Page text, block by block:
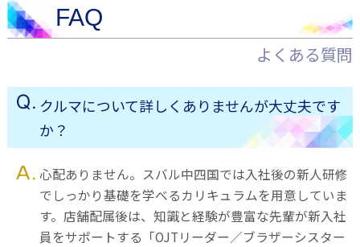
FAQ
よくある質問
クルマについて詳しくありませんが大丈夫です
か？
心配ありません。スバル中四国では入社後の新人研修
でしっかり基礎を学べるカリキュラムを用意していま
す。店舗配属後は、知識と経験が豊富な先輩が新入社
員をサポートする「OJTリーダー／ブラザーシスター